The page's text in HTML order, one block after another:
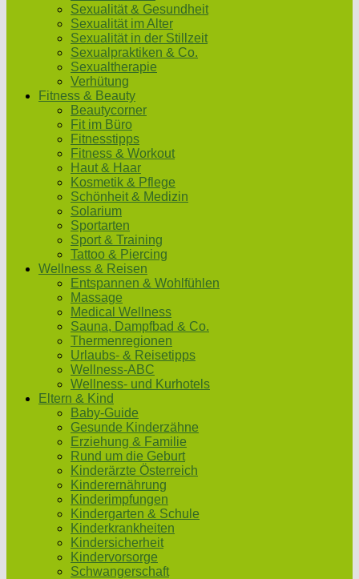
Sexualität & Gesundheit
Sexualität im Alter
Sexualität in der Stillzeit
Sexualpraktiken & Co.
Sexualtherapie
Verhütung
Fitness & Beauty
Beautycorner
Fit im Büro
Fitnesstipps
Fitness & Workout
Haut & Haar
Kosmetik & Pflege
Schönheit & Medizin
Solarium
Sportarten
Sport & Training
Tattoo & Piercing
Wellness & Reisen
Entspannen & Wohlfühlen
Massage
Medical Wellness
Sauna, Dampfbad & Co.
Thermenregionen
Urlaubs- & Reisetipps
Wellness-ABC
Wellness- und Kurhotels
Eltern & Kind
Baby-Guide
Gesunde Kinderzähne
Erziehung & Familie
Rund um die Geburt
Kinderärzte Österreich
Kinderernährung
Kinderimpfungen
Kindergarten & Schule
Kinderkrankheiten
Kindersicherheit
Kindervorsorge
Schwangerschaft